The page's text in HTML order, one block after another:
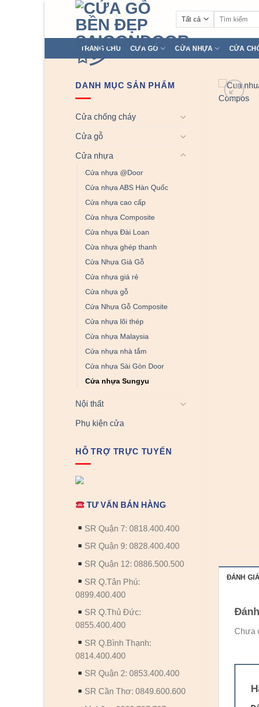
Tìm
TRANG CHỦ CỬA GỖ CỬA NHỰA CỬA
DANH MỤC SẢN PHẨM
Cửa chống cháy
Cửa gỗ
Cửa nhựa
Cửa nhựa @Door
Cửa nhựa ABS Hàn Quốc
Cửa nhựa cao cấp
Cửa nhựa Composite
Cửa nhựa Đài Loan
Cửa nhựa ghép thanh
Cửa Nhựa Giả Gỗ
Cửa nhựa giá rẻ
Cửa nhựa gỗ
Cửa Nhựa Gỗ Composite
Cửa nhựa lõi thép
Cửa nhựa Malaysia
Cửa nhựa nhà tắm
Cửa nhựa Sài Gòn Door
Cửa nhựa Sungyu
Nội thất
Phụ kiện cửa
HỖ TRỢ TRỰC TUYẾN
TƯ VẤN BÁN HÀNG
SR Quận 7: 0818.400.400
SR Quận 9: 0828.400.400
SR Quận 12: 0886.500.500
SR Q.Tân Phú:
0899.400.400
SR Q.Thủ Đức:
0855.400.400
SR Q.Bình Thạnh:
0814.400.400
SR Quận 2: 0853.400.400
SR Cần Thơ: 0849.600.600
ĐÁNH
Chưa